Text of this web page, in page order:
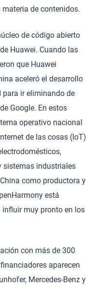
de contenidos.
de código abierto
Huawei. Cuando las
que Huawei
aceleró el desarrollo
para ir eliminando de
Google. En estos
operativo nacional
de las cosas (IoT)
sistemas industriales
como productora y
está
muy pronto en los
con más de 300
aparecen
Mercedes-Benz y